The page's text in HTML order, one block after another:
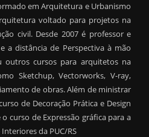
em Arquitetura e Urbanismo
voltado para projetos na
civil. Desde 2007 é professor e
a distância de Perspectiva à mão
outros cursos para arquitetos na
Sketchup, Vectorworks, V-ray,
de obras. Além de ministrar
de Decoração Prática e Design
curso de Expressão gráfica para a
da PUC/RS